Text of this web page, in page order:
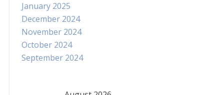
January 2025
December 2024
November 2024
October 2024
September 2024